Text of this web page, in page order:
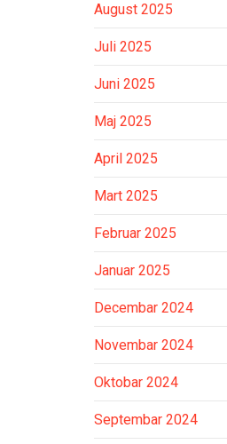
August 2025
Juli 2025
Juni 2025
Maj 2025
April 2025
Mart 2025
Februar 2025
Januar 2025
Decembar 2024
Novembar 2024
Oktobar 2024
Septembar 2024